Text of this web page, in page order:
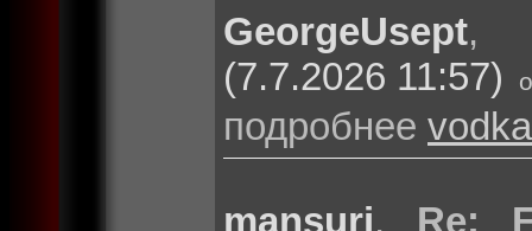
GeorgeUsept
(7.7.2026 11:57)
подробнее
mansuri, Re: